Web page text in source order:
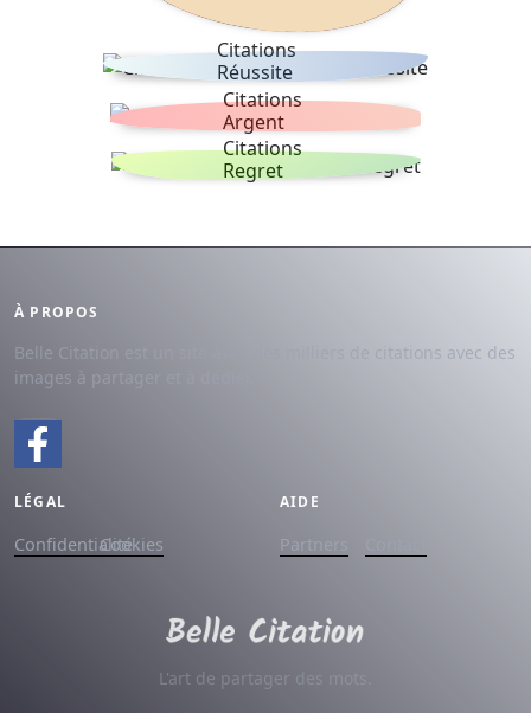
Citations
Réussite
Citations
Argent
Citations
Regret
À PROPOS
Belle Citation est un site avec des milliers de citations avec des
images à partager et à dédier.
LÉGAL
ConfidentialitéCookies
AIDE
Partners
L'art de partager des mots.